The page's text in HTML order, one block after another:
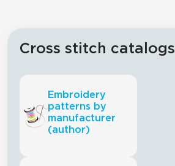
Cross stitch catalogs
Embroidery
patterns by
manufacturer
(author)